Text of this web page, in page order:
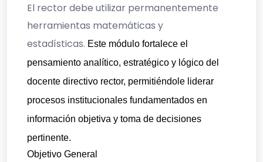
El rector debe utilizar permanentemente
herramientas matemáticas y
estadísticas. Este módulo fortalece el
pensamiento analítico, estratégico y lógico del
docente directivo rector, permitiéndole liderar
procesos institucionales fundamentados en
información objetiva y toma de decisiones
pertinente.
Objetivo General